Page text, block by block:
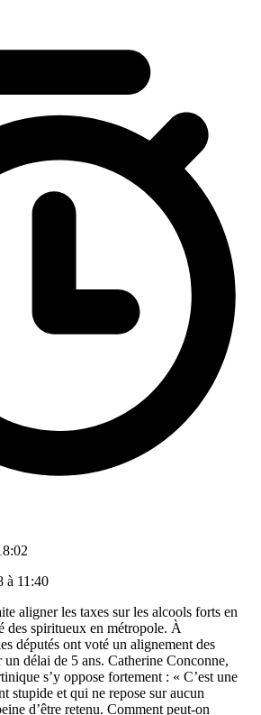
à 11:40
aligner les taxes sur les alcools forts en
des spiritueux en métropole. À
députés ont voté un alignement des
délai de 5 ans. Catherine Conconne,
s’y oppose fortement : « C’est une
stupide et qui ne repose sur aucun
d’être retenu. Comment peut-on